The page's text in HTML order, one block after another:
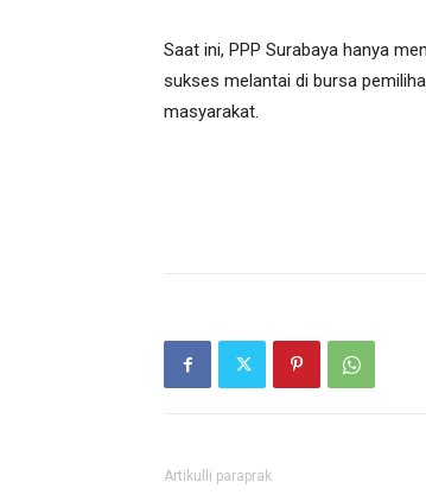
Saat ini, PPP Surabaya hanya
sukses melantai di bursa
masyarakat.
Artikulli paraprak